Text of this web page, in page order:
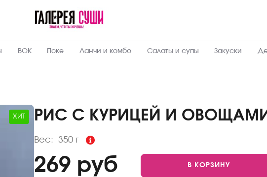
ВОК Поке Ланчи и комбо Салаты и супы Закуски
ХИТ РИС С КУРИЦЕЙ И ОВОЩАМИ
Вес: 350 г
Пищевая
350 Вес, г
150 Ккал
269 руб В КОРЗИНУ